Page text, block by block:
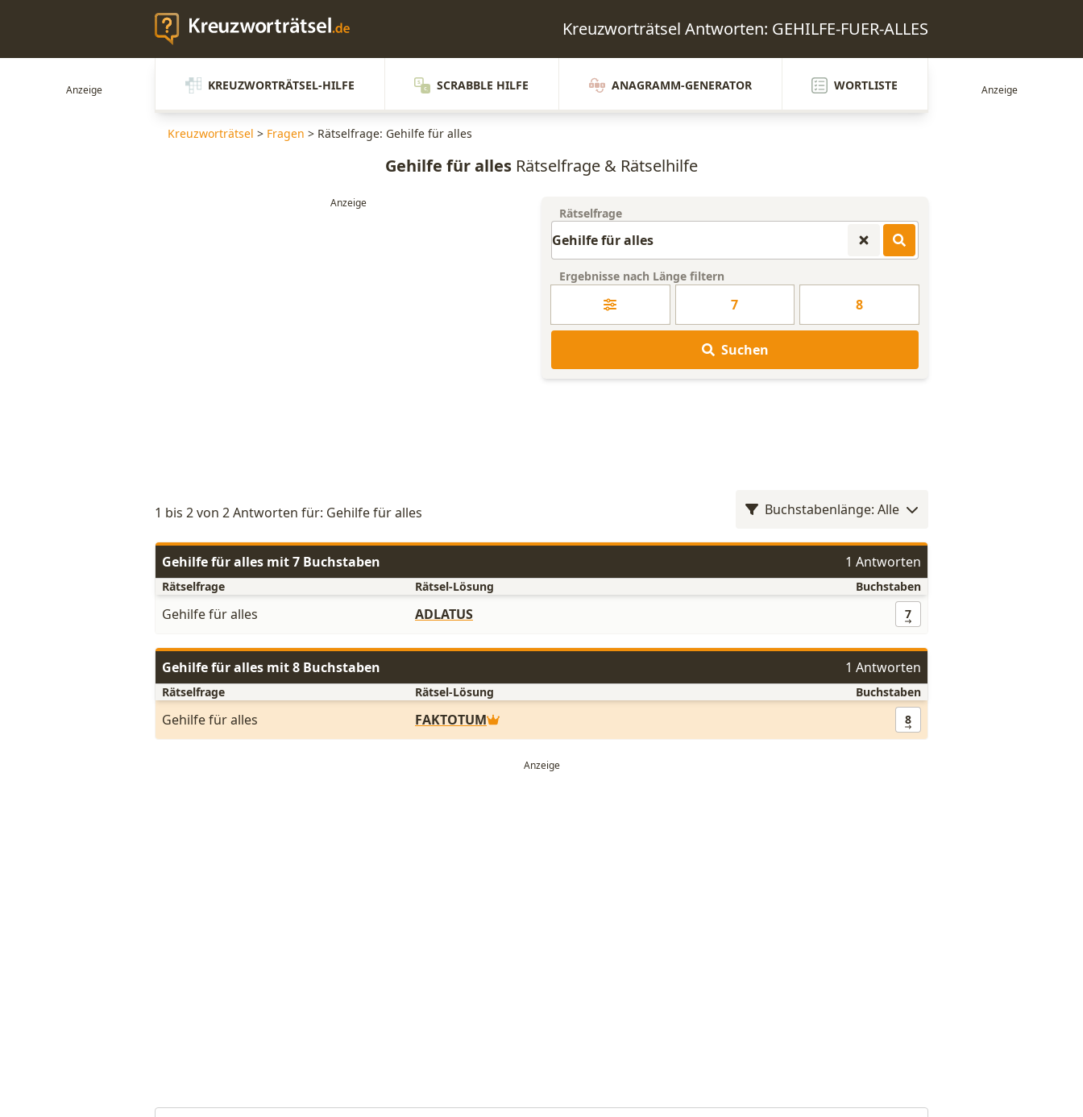
Kreuzworträtsel Antworten: GEHILFE-FUER-ALLES
KREUZWORTRÄTSEL-HILFE SCRABBLE HILFE ANAGRAMM-GENERATOR WORTLISTE
Kreuzworträtsel > Fragen > Rätselfrage: Gehilfe für alles
Gehilfe für alles Rätselfrage & Rätselhilfe
Rätselfrage
Ergebnisse nach Länge filtern
7 8
Suchen
1 bis 2 von 2 Antworten für: Gehilfe für alles Buchstabenlänge: Alle
Gehilfe für alles mit 7 Buchstaben 1 Antworten
Rätselfrage Rätsel-Lösung Buchstaben
Gehilfe für alles ADLATUS 7
Gehilfe für alles mit 8 Buchstaben 1 Antworten
Rätselfrage Rätsel-Lösung Buchstaben
Gehilfe für alles FAKTOTUM 8